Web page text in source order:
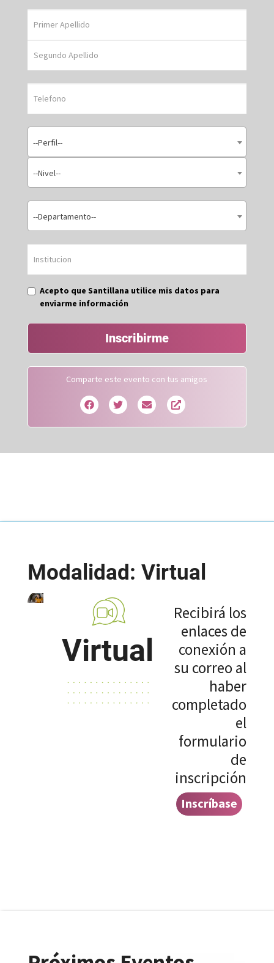
--Perfil--
--Nivel--
--Departamento--
Acepto que Santillana utilice mis datos para
enviarme información
Inscribirme
Comparte este evento con tus amigos
Modalidad: Virtual
Virtual
Recibirá los
enlaces de
conexión a
su correo al
haber
completado
el
formulario
de
inscripción
Inscríbase